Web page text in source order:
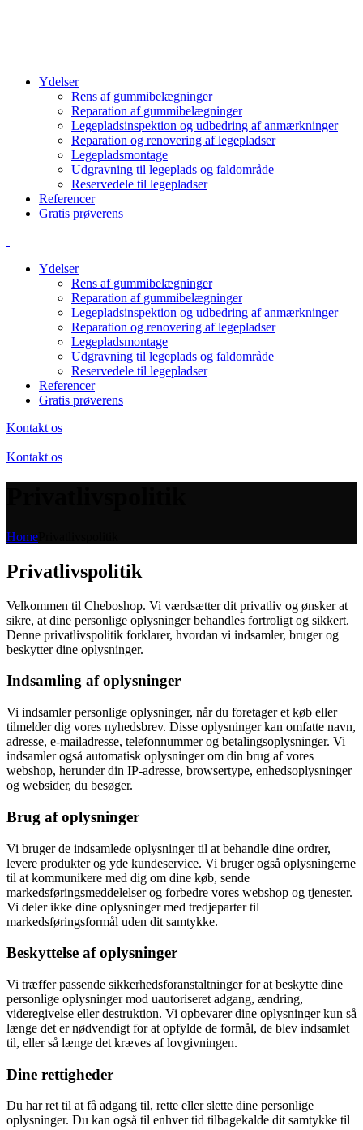
Ydelser
Rens af gummibelægninger
Reparation af gummibelægninger
Legepladsinspektion og udbedring af anmærkninger
Reparation og renovering af legepladser
Legepladsmontage
Udgravning til legeplads og faldområde
Reservedele til legepladser
Referencer
Gratis prøverens
Ydelser
Rens af gummibelægninger
Reparation af gummibelægninger
Legepladsinspektion og udbedring af anmærkninger
Reparation og renovering af legepladser
Legepladsmontage
Udgravning til legeplads og faldområde
Reservedele til legepladser
Referencer
Gratis prøverens
Kontakt os
Kontakt os
Home
Privatlivspolitik
Velkommen til Cheboshop. Vi værdsætter dit privatliv og ønsker at
sikre, at dine personlige oplysninger behandles fortroligt og sikkert.
Denne privatlivspolitik forklarer, hvordan vi indsamler, bruger og
beskytter dine oplysninger.
Indsamling af oplysninger
Vi indsamler personlige oplysninger, når du foretager et køb eller
tilmelder dig vores nyhedsbrev. Disse oplysninger kan omfatte navn,
adresse, e-mailadresse, telefonnummer og betalingsoplysninger. Vi
indsamler også automatisk oplysninger om din brug af vores
webshop, herunder din IP-adresse, browsertype, enhedsoplysninger
og websider, du besøger.
Brug af oplysninger
Vi bruger de indsamlede oplysninger til at behandle dine ordrer,
levere produkter og yde kundeservice. Vi bruger også oplysningerne
til at kommunikere med dig om dine køb, sende
markedsføringsmeddelelser og forbedre vores webshop og tjenester.
Vi deler ikke dine oplysninger med tredjeparter til
markedsføringsformål uden dit samtykke.
Beskyttelse af oplysninger
Vi træffer passende sikkerhedsforanstaltninger for at beskytte dine
personlige oplysninger mod uautoriseret adgang, ændring,
videregivelse eller destruktion. Vi opbevarer dine oplysninger kun så
længe det er nødvendigt for at opfylde de formål, de blev indsamlet
til, eller så længe det kræves af lovgivningen.
Dine rettigheder
Du har ret til at få adgang til, rette eller slette dine personlige
oplysninger. Du kan også til enhver tid tilbagekalde dit samtykke til